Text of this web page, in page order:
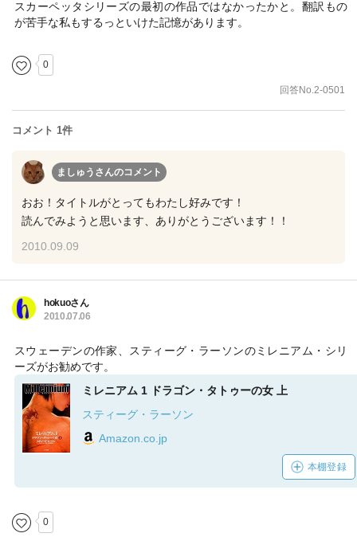
スカーペッタシリーズの最初の作品ではなかったかと。翻訳もの
が苦手な私もするっといけた記憶があります。
0
回答No.2-0501
コメント 1件
ましゅうさんのコメント
おお！タイトルがとってもわたし好みです！
読んでみようと思います、ありがとうございます！！
2010.09.09
hokuoさん
2010.07.06
スウェーデンの作家、スティーグ・ラーソンのミレニアム・シリ
ーズがお勧めです。
ミレニアム 1 ドラゴン・タトゥーの女 上
スティーグ・ラーソン
Amazon.co.jp
本棚登録
0